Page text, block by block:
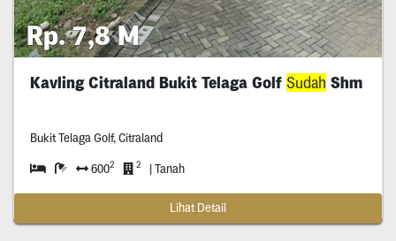
Rp. 7,8 M
Kavling Citraland Bukit Telaga Golf Sudah Shm
Bukit Telaga Golf, Citraland
6002 2 | Tanah
Lihat Detail